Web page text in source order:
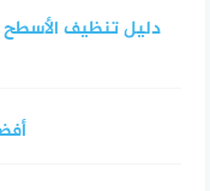
دليل تنظيف الأسطح